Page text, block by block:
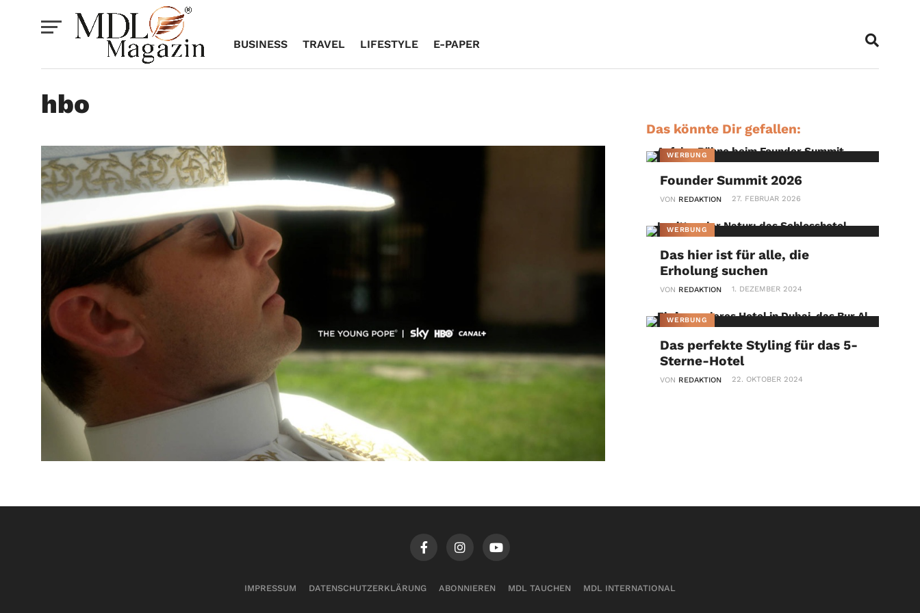
BUSINESS TRAVEL LIFESTYLE E-PAPER
hbo
Das könnte Dir gefallen:
WERBUNG
Founder Summit 2026
VON REDAKTION 27. FEBRUAR 2026
WERBUNG
Das hier ist für alle, die
Erholung suchen
VON REDAKTION 1. DEZEMBER 2024
WERBUNG
Das perfekte Styling für das 5-
Sterne-Hotel
VON REDAKTION 22. OKTOBER 2024
IMPRESSUM DATENSCHUTZERKLÄRUNG ABONNIEREN MDL TAUCHEN MDL INTERNATIONAL